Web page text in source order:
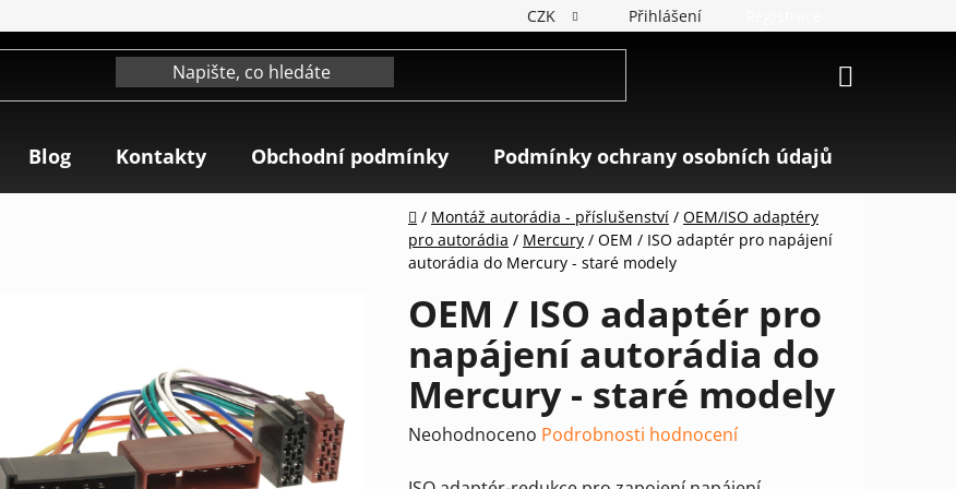
CZK Přihlášení
Blog Kontakty Obchodní podmínky Podmínky ochrany osobních údajů
Domů
/ Montáž autorádia - příslušenství / OEM/ISO adaptéry
pro autorádia / Mercury / OEM / ISO adaptér pro napájení
autorádia do Mercury - staré modely
OEM / ISO adaptér pro
napájení autorádia do
Mercury - staré modely
Průměrné
Neohodnoceno Podrobnosti hodnocení